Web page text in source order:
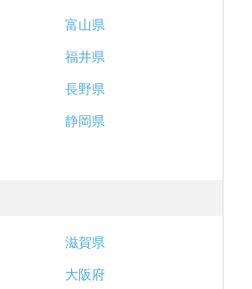
富山県
福井県
長野県
静岡県
滋賀県
大阪府